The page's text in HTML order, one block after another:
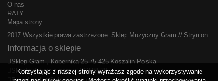
O nas
RATY
Mapa strony
2017 Wszystkie prawa zastrzeżone. Sklep Muzyczny Gram // Strymon
Informacja o sklepie
Sklep Gram , Kopernika 25 75-425 Koszalin Polska
Skontaktuj się z nami: 506338538
Korzystając z naszej strony wyrażasz zgodę na wykorzystywanie